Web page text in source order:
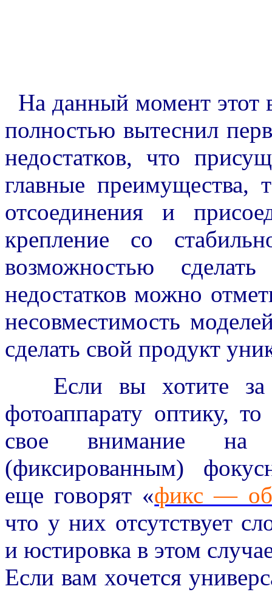
На данный момент этот
полностью вытеснил
недостатков, что
главные преимущества,
отсоединения и
крепление со
возможностью
недостатков можно
несовместимость
сделать свой продукт
Если вы хотите за
фотоаппарату оптику,
свое внимание на
(фиксированным)
еще говорят «фикс —
что у них отсутствует
и юстировка в этом
Если вам хочется